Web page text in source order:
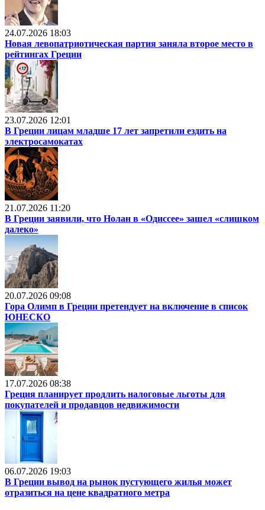
24.07.2026 18:03
Новая левопатриотическая партия заняла второе место в
рейтингах Греции
23.07.2026 12:01
В Греции лицам младше 17 лет запретили ездить на
электросамокатах
21.07.2026 11:20
В Греции заявили, что Нолан в «Одиссее» зашел «слишком
далеко»
20.07.2026 09:08
Гора Олимп в Греции претендует на включение в список
ЮНЕСКО
17.07.2026 08:38
Греция планирует продлить налоговые льготы для
покупателей и продавцов недвижимости
06.07.2026 19:03
В Греции вывод на рынок пустующего жилья может
отразиться на цене квадратного метра